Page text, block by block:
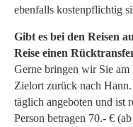
ebenfalls kostenpflichtig
Gibt es bei den Reisen
Reise einen
Gerne bringen wir Sie
Zielort zurück nach
täglich angeboten und ist
Person betragen 70.- €